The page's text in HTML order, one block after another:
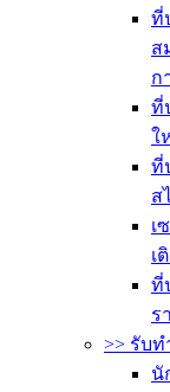
ที่
ส
ก
ที่
ใ
ที่
ส
เ
เ
ที่
ร
>> รับ
นั